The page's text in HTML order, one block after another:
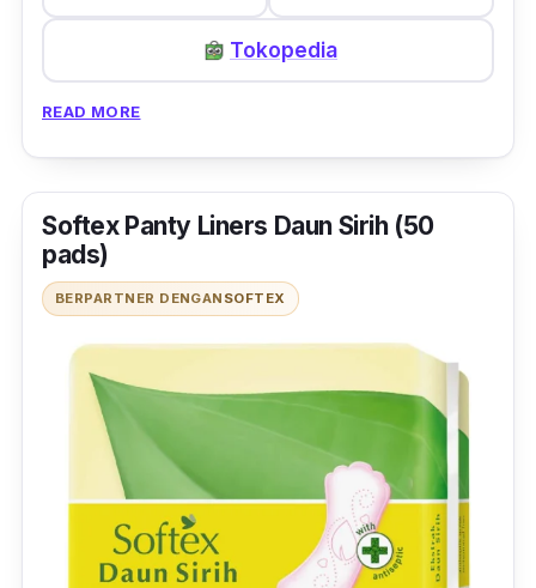
Tokopedia
READ MORE
Softex Panty Liners Daun Sirih (50
pads)
BERPARTNER DENGAN SOFTEX